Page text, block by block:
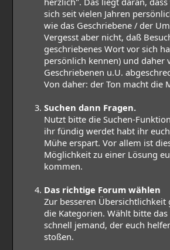
sich seit vielen Jahren
wie das Geschriebene / der
Vergesst aber nicht, daß
geschriebenes Wort vor sich
persönlich kennen) und daher
Geschriebenen u.U.
Von daher: der Ton macht die
Suchen dann Fragen.
Nutzt bitte die Suchen-
ihr fündig werdet habt ihr
Mühe erspart. Vor allem ist
Möglichkeit zu einer Lösung
kommen.
Das richtige Forum wählen
Zur besseren
die Kategorien. Wählt bitte
schnell jemand, der euch
stoßen.